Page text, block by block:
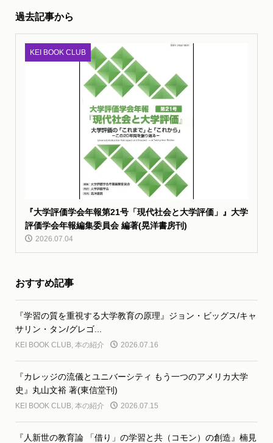
過去記事から
KEI BOOK CLUB
『大学評価学会年報第21号「現代社会と大学評価」』大学
評価学会年報編集委員会 編著(晃洋書房刊)
2026.07.04
おすすめ記事
『学習の質を重視する大学教育の原理』ジョン・ビッグス/キャ
サリン・タン/グレゴ...
KEI BOOK CLUB, 本の紹介 2026.07.16
『カレッジの流儀とユニバーシティ もう一つのアメリカ大学
史』丸山文裕 著(東信堂刊)
KEI BOOK CLUB, 本の紹介 2026.07.15
『人新世の教育論 「借り」の学習と共（コモン）の創造』楠見